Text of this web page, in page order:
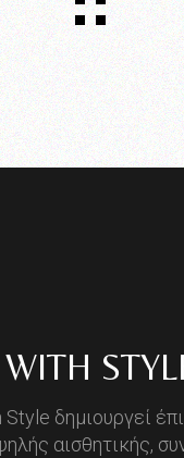
δημιουργεί
αισθητικής,